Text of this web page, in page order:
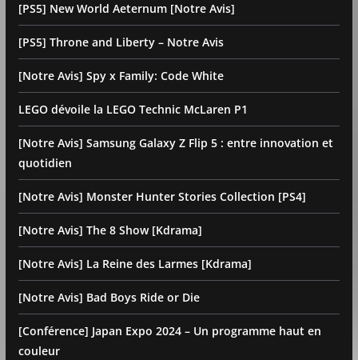
[PS5] New World Aeternum [Notre Avis]
[PS5] Throne and Liberty – Notre Avis
[Notre Avis] Spy x Family: Code White
LEGO dévoile la LEGO Technic McLaren P1
[Notre Avis] Samsung Galaxy Z Flip 5 : entre innovation et
quotidien
[Notre Avis] Monster Hunter Stories Collection [PS4]
[Notre Avis] The 8 Show [Kdrama]
[Notre Avis] La Reine des Larmes [Kdrama]
[Notre Avis] Bad Boys Ride or Die
[Conférence] Japan Expo 2024 – Un programme haut en
couleur